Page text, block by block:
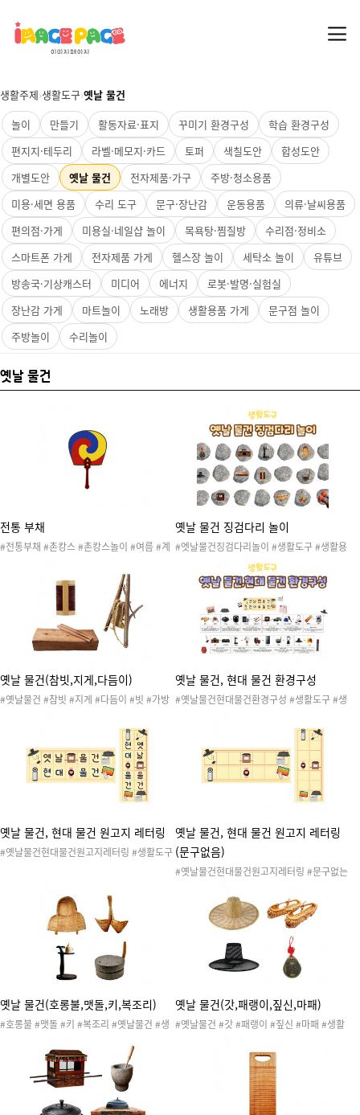
생활주제›생활도구›옛날 물건
놀이
만들기 활동자료·표지 꾸미기 환경구성
학습 환경구성
편지지·테두리
라벨·메모지·카드 토퍼 색칠도안
합성도안
개별도안
옛날 물건 전자제품·가구
주방·청소용품
미용·세면 용품
수리 도구 문구·장난감 운동용품
의류·날씨용품
편의점·가게
미용실·네일샵 놀이 목욕탕·찜질방
수리점·정비소
스마트폰 가게
전자제품 가게 헬스장 놀이 세탁소 놀이
유튜브
방송국·기상캐스터
미디어 에너지
로봇·발명·실험실
장난감 가게
마트놀이 노래방 생활용품 가게
문구점 놀이
주방놀이
수리놀이
옛날 물건
전통 부채
#전통부채 #촌캉스 #촌캉스놀이 #여름 #계
이 #바베큐 #농촌 #농촌체험 #농사 #농부 #
시골 #농부놀이 #추수놀이 #농촌놀이 #촌캉
스패션쇼 #촌캉스패션쇼놀이 #레트로 #복고
데이 #시골놀이 #민박 #민박집 #텃밭 #텃밭
놀이 #새참놀이 #우리나라 #20260704촌캉
스놀이 #20260704촌캉스놀이추가자료
옛날 물건 징검다리 놀이
#엣날물건징검다리놀이 #생활도구 #생활용
품 #생활도구놀이 #생활도구활동 #생활도구
도안 #생활도구자료 #과거생활도구 #옛날생
활도구 #징검다리놀이 #신체활동 #신체놀이
#체육활동 #대근육활동 #유아체육교구 #실
내게임
옛날 물건(참빗,지게,다듬이)
#옛날물건 #참빗 #지게 #다듬이 #빗 #가방
이 #생활도구활동 #생활도구도안 #생활도구
자료 #과거생활도구 #옛날생활도구 #우리나
라 #전통물건
옛날 물건, 현대 물건 환경구성
#옛날물건현대물건환경구성 #생활도구 #생
도구도안 #생활도구자료 #옛날생활도구 #과
거생활도구 #오늘날생활도구 #생활도구게시
판 #생활도구환경판 #생활도구환경구성 #교
실환경구성 #우리나라 #전통물건
옛날 물건, 현대 물건 원고지 레터링
#옛날물건현대물건원고지레터링 #생활도구
#과거생활도구 #오늘날생활도구 #생활도구
레터링 #우리나라 #전통물건
옛날 물건, 현대 물건 원고지 레터링
(문구없음)
#옛날물건현대물건원고지레터링 #문구없는
생활용품 #생활도구놀이 #생활도구활동 #생
활도구도안 #생활도구자료 #옛날생활도구 #
과거생활도구 #오늘날생활도구 #생활도구레
터링 #우리나라 #전통물건
옛날 물건(호롱불,맷돌,키,복조리)
#호롱불 #맷돌 #키 #복조리 #옛날물건 #생
활동 #생활도구도안 #생활도구자료 #과거생
활도구 #옛날생활도구 #전구 #믹서기 #전등
#우리나라 #전통물건
옛날 물건(갓,패랭이,짚신,마패)
#옛날물건 #갓 #패랭이 #짚신 #마패 #생활
동 #생활도구도안 #생활도구자료 #과거생활
도구 #옛날생활도구 #모자 #신발 #우리나라